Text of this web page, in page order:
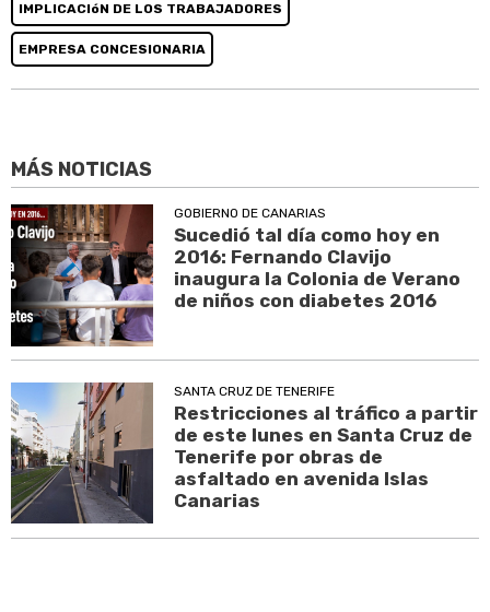
IMPLICACIóN DE LOS TRABAJADORES
EMPRESA CONCESIONARIA
MÁS NOTICIAS
GOBIERNO DE CANARIAS
Sucedió tal día como hoy en
2016: Fernando Clavijo
inaugura la Colonia de Verano
de niños con diabetes 2016
SANTA CRUZ DE TENERIFE
Restricciones al tráfico a partir
de este lunes en Santa Cruz de
Tenerife por obras de
asfaltado en avenida Islas
Canarias